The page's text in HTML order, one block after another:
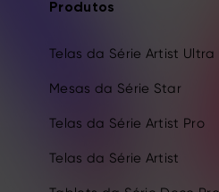
Produtos
Telas da Série Artist Ultra
Mesas da Série Star
Telas da Série Artist Pro
Telas da Série Artist